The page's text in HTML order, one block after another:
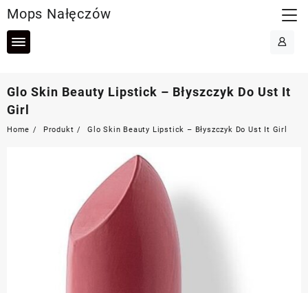
to
content
Mops Nałęczów
Glo Skin Beauty Lipstick – Błyszczyk Do Ust It
Girl
Home Produkt Glo Skin Beauty Lipstick – Błyszczyk Do Ust It Girl